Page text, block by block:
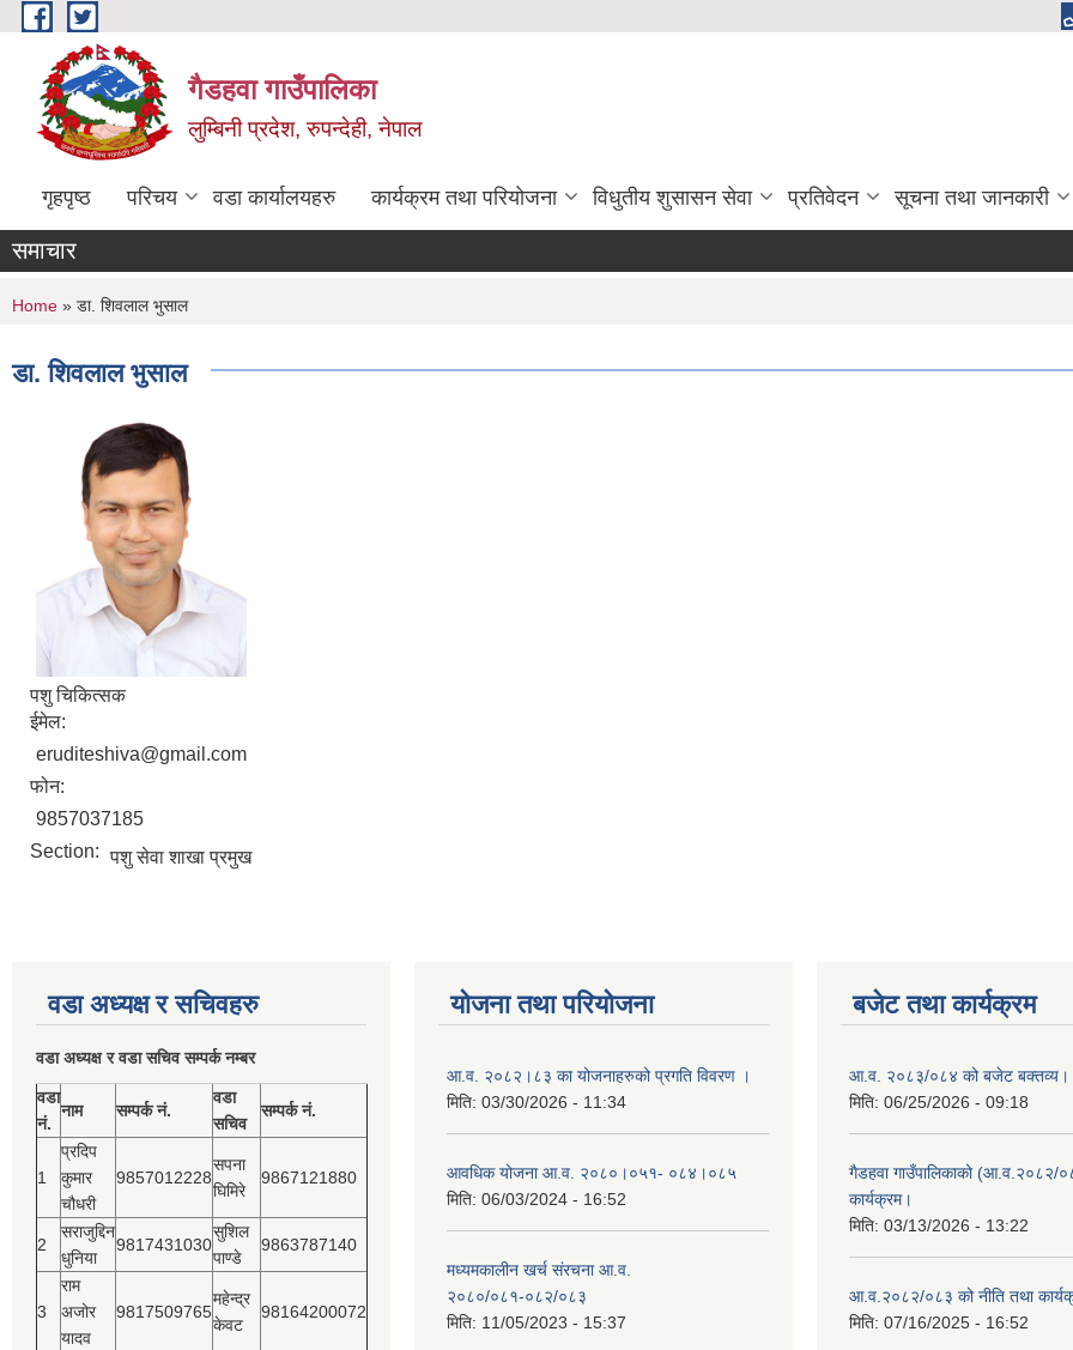
Skip to main content
गैडहवा गाउँपालिका
लुम्बिनी प्रदेश, रुपन्देही, नेपाल
गृहपृष्ठ परिचय वडा कार्यालयहरु कार्यक्रम तथा परियोजना विधुतीय शुसासन सेवा प्रतिवेदन सूचना तथा जानकारी
समाचार
You are here
Home » डा. शिवलाल भुसाल
डा. शिवलाल भुसाल
पशु चिकित्सक
ईमेल:
eruditeshiva@gmail.com
फोन:
9857037185
Section: पशु सेवा शाखा प्रमुख
वडा अध्यक्ष र सचिवहरु
वडा अध्यक्ष र वडा सचिव सम्पर्क नम्बर
वडा
नं.
नाम सम्पर्क नं.
वडा
सचिव
सम्पर्क नं.
1
प्रदिप
कुमार
चौधरी
9857012228
सपना
घिमिरे
9867121880
2
सराजुद्दिन
धुनिया
9817431030
सुशिल
पाण्डे
9863787140
3
राम
अजोर
यादव
9817509765
महेन्द्र
केवट
98164200072
योजना तथा परियोजना
आ.व. २०८२।८३ का योजनाहरुको प्रगति विवरण ।
मिति: 03/30/2026 - 11:34
आवधिक योजना आ.व. २०८०।०५१- ०८४।०८५
मिति: 06/03/2024 - 16:52
मध्यमकालीन खर्च संरचना आ.व.
२०८०/०८१-०८२/०८३
मिति: 11/05/2023 - 15:37
बजेट तथा कार्यक्रम
आ.व. २०८३/०८४ को बजेट बक्तव्य।
मिति: 06/25/2026 - 09:18
गैडहवा गाउँपालिकाको (आ.व.२०८२/
कार्यक्रम।
मिति: 03/13/2026 - 13:22
आ.व.२०८२/०८३ को नीति तथा
मिति: 07/16/2025 - 16:52